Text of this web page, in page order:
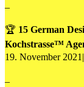
–
🏆 15 German
Kochstrasse™
19. November 2021|
–